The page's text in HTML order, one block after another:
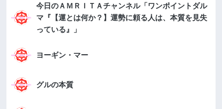
今日のＡＭＲＩＴＡチャンネル「ワンポイントダル
マ『【運とは何か？】運勢に頼る人は、本質を見失
っている』」
ヨーギン・マー
グルの本質